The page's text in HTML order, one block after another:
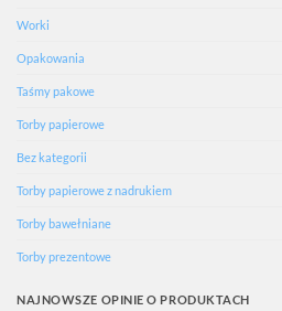
Worki
Opakowania
Taśmy pakowe
Torby papierowe
Bez kategorii
Torby papierowe z nadrukiem
Torby bawełniane
Torby prezentowe
NAJNOWSZE OPINIE O PRODUKTACH